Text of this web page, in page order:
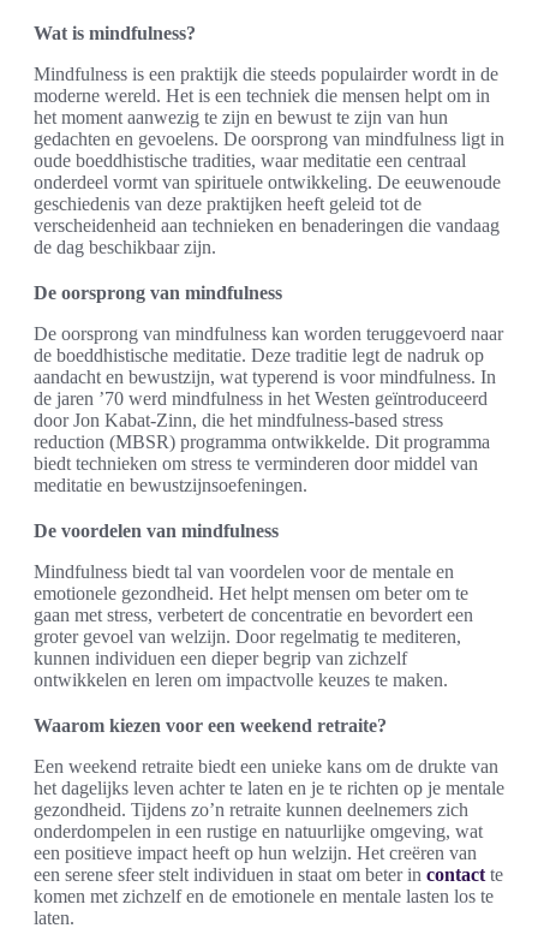
Wat is mindfulness?
Mindfulness is een praktijk die steeds populairder wordt in de
moderne wereld. Het is een techniek die mensen helpt om in
het moment aanwezig te zijn en bewust te zijn van hun
gedachten en gevoelens. De oorsprong van mindfulness ligt in
oude boeddhistische tradities, waar meditatie een centraal
onderdeel vormt van spirituele ontwikkeling. De eeuwenoude
geschiedenis van deze praktijken heeft geleid tot de
verscheidenheid aan technieken en benaderingen die vandaag
de dag beschikbaar zijn.
De oorsprong van mindfulness
De oorsprong van mindfulness kan worden teruggevoerd naar
de boeddhistische meditatie. Deze traditie legt de nadruk op
aandacht en bewustzijn, wat typerend is voor mindfulness. In
de jaren ’70 werd mindfulness in het Westen geïntroduceerd
door Jon Kabat-Zinn, die het mindfulness-based stress
reduction (MBSR) programma ontwikkelde. Dit programma
biedt technieken om stress te verminderen door middel van
meditatie en bewustzijnsoefeningen.
De voordelen van mindfulness
Mindfulness biedt tal van voordelen voor de mentale en
emotionele gezondheid. Het helpt mensen om beter om te
gaan met stress, verbetert de concentratie en bevordert een
groter gevoel van welzijn. Door regelmatig te mediteren,
kunnen individuen een dieper begrip van zichzelf
ontwikkelen en leren om impactvolle keuzes te maken.
Waarom kiezen voor een weekend retraite?
Een weekend retraite biedt een unieke kans om de drukte van
het dagelijks leven achter te laten en je te richten op je mentale
gezondheid. Tijdens zo’n retraite kunnen deelnemers zich
onderdompelen in een rustige en natuurlijke omgeving, wat
een positieve impact heeft op hun welzijn. Het creëren van
een serene sfeer stelt individuen in staat om beter in contact te
komen met zichzelf en de emotionele en mentale lasten los te
laten.